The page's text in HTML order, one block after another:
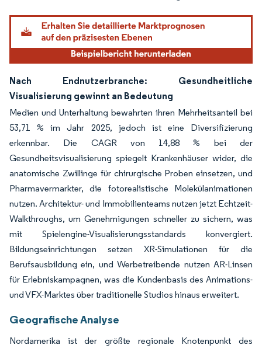
Nach Endnutzerbranche: Gesundheitliche
Visualisierung gewinnt an Bedeutung
Medien und Unterhaltung bewahrten ihren Mehrheitsanteil bei
53,71 % im Jahr 2025, jedoch ist eine Diversifizierung
erkennbar. Die CAGR von 14,88 % bei der
Gesundheitsvisualisierung spiegelt Krankenhäuser wider, die
anatomische Zwillinge für chirurgische Proben einsetzen, und
Pharmavermarkter, die fotorealistische Molekülanimationen
nutzen. Architektur- und Immobilienteams nutzen jetzt Echtzeit-
Walkthroughs, um Genehmigungen schneller zu sichern, was
mit Spielengine-Visualisierungsstandards konvergiert.
Bildungseinrichtungen setzen XR-Simulationen für die
Berufsausbildung ein, und Werbetreibende nutzen AR-Linsen
für Erlebniskampagnen, was die Kundenbasis des Animations-
und VFX-Marktes über traditionelle Studios hinaus erweitert.
Geografische Analyse
Nordamerika ist der größte regionale Knotenpunkt des